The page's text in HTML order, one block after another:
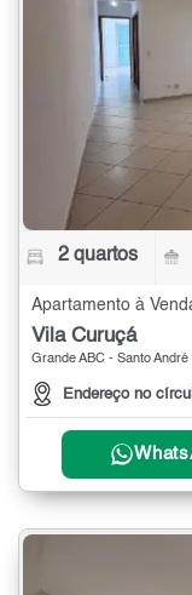
2 quartos
Apartamento à
Vila Curuçá
Grande ABC - Santo André
Endereço no